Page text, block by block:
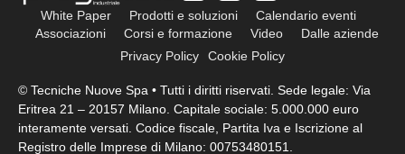
White Paper Prodotti e soluzioni
Calendario eventi
Associazioni
Corsi e formazione Video
Dalle aziende
Privacy Policy
Cookie Policy
© Tecniche Nuove Spa • Tutti i diritti riservati. Sede legale: Via
Eritrea 21 – 20157 Milano. Capitale sociale: 5.000.000 euro
interamente versati. Codice fiscale, Partita Iva e Iscrizione al
Registro delle Imprese di Milano: 00753480151.